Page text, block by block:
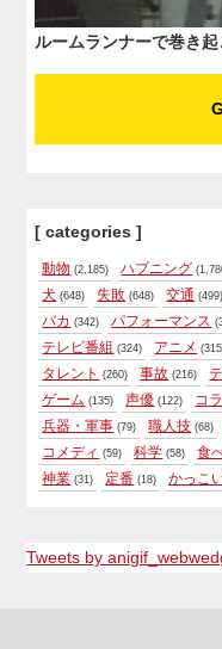
ルームランナーで巻き
[ categories ]
動物 (2,185) ハプニング
犬 (648) 失敗 (648) 交通 (499)
バカ (342) パフォーマンス
テレビ番組 (324) アニメ
タレント (260) 事故 (216)
ゲーム (135) 声優 (122) コラ
兵器・軍事 (79) 職人技 (68)
コメディ (59) 科学 (58) 食
神業 (31) 定番 (18) かっこ
Tweets by